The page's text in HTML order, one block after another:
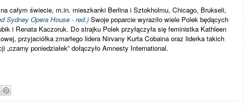
całym świecie, m.in. mieszkanki Berlina i Sztokholmu, Chicago, Brukseli,
Sydney Opera House - red.) Swoje poparcie wyraziło wiele Polek będących
i Renata Kaczoruk. Do strajku Polek przyłączyła się feministka Kathleen
przyjaciółka zmarłego lidera Nirvany Kurta Cobaina oraz liderka takich
poniedziałek” dołączyło Amnesty International.